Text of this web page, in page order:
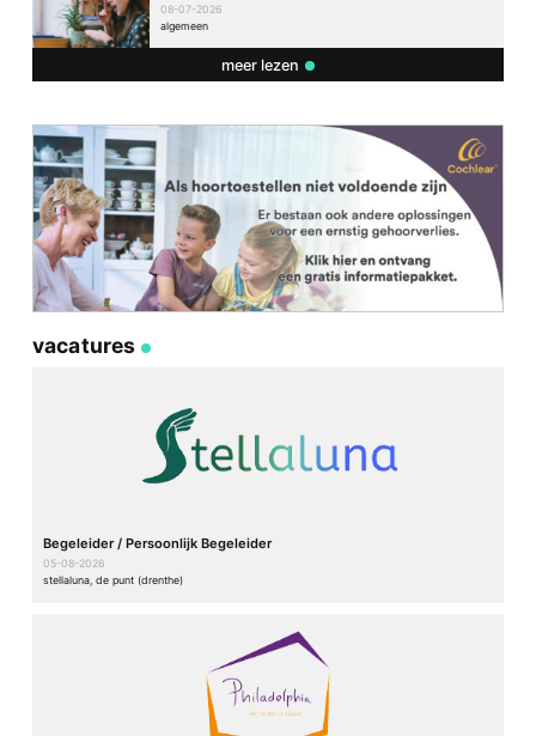
08-07-2026
algemeen
meer lezen
vacatures
Begeleider / Persoonlijk Begeleider
05-08-2026
stellaluna, de punt (drenthe)